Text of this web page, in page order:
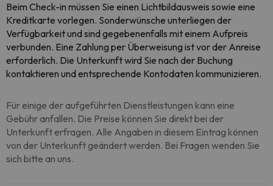
Beim Check-in müssen Sie einen Lichtbildausweis sowie eine
Kreditkarte vorlegen. Sonderwünsche unterliegen der
Verfügbarkeit und sind gegebenenfalls mit einem Aufpreis
verbunden. Eine Zahlung per Überweisung ist vor der Anreise
erforderlich. Die Unterkunft wird Sie nach der Buchung
kontaktieren und entsprechende Kontodaten kommunizieren.
Für einige der aufgeführten Dienstleistungen kann eine
Gebühr anfallen. Die Preise können Sie direkt bei der
Unterkunft erfragen. Alle Angaben in diesem Eintrag können
von der Unterkunft geändert werden. Bei Fragen wenden Sie
sich bitte an uns.